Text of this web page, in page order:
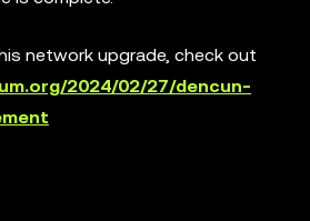
network upgrade, check out
2024/02/27/dencun-